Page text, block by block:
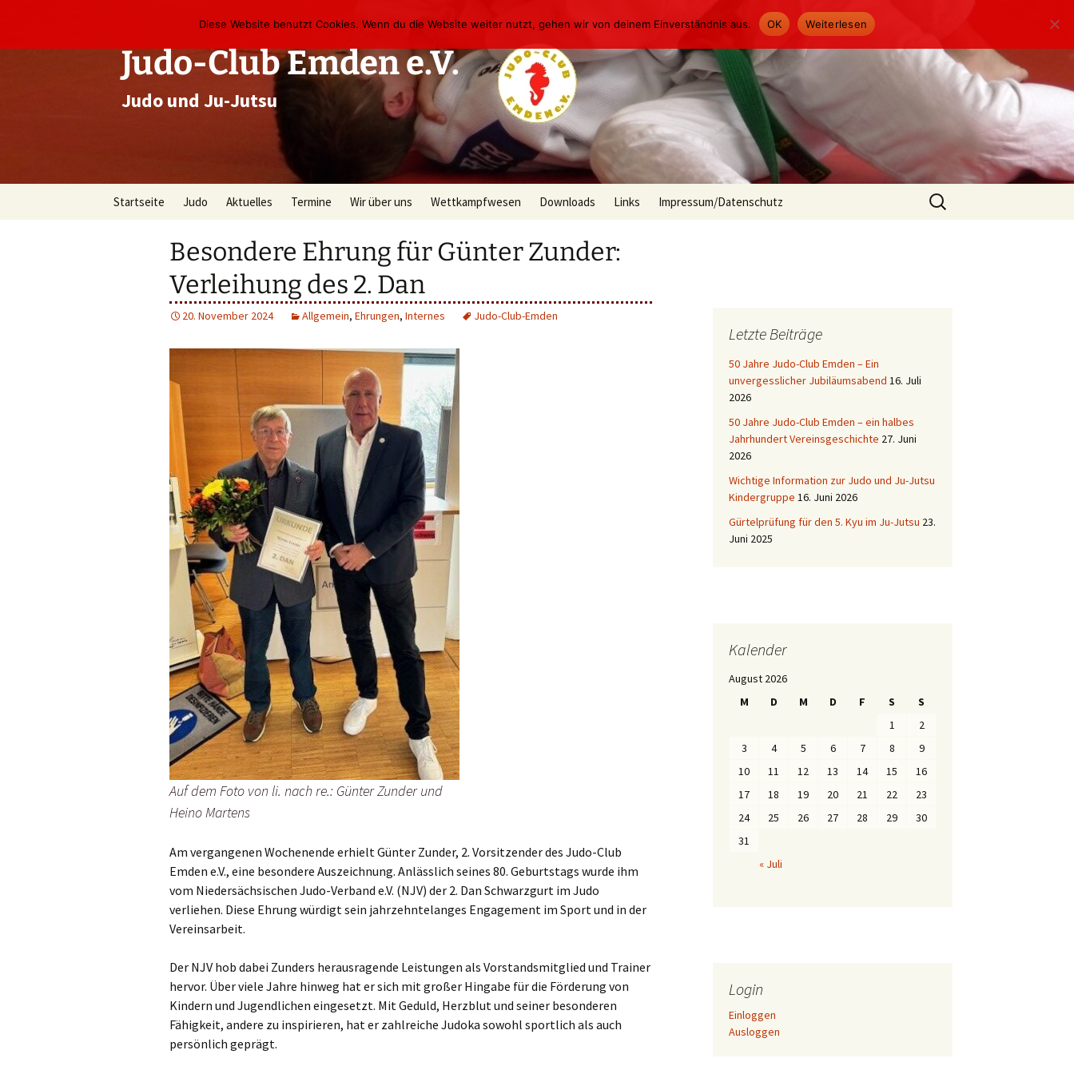
springen
Judo-Club Emden e.V.
Judo und Ju-Jutsu
Startseite Judo
Das Judo-System
Der Judopass
Das Graduierungssystem
Aktuelles
Wettkämpfe
Training
Lehrgänge
Internes
Gürtelprüfungen
Termine
Trainingszeiten
Veranstaltungskalender
Wir über uns
Der Vorstand
Personen/Trainer
Vereinsgeschichte
Unser Dojo
Unser Logo
Trainingszeiten
Mitgliedsbeiträge/Eintrittsformulare
Der Judopass
Anreise
Sponsoren
Wettkampfwesen
Wettkampfförderung
Downloads Links Impressum/Datenschutz
Suchen
nach:
Besondere Ehrung für Günter Zunder:
Verleihung des 2. Dan
20. November 2024 Allgemein, Ehrungen, Internes Judo-Club-Emden
Auf dem Foto von li. nach re.: Günter Zunder und
Heino Martens
Am vergangenen Wochenende erhielt Günter Zunder, 2. Vorsitzender des Judo-Club
Emden e.V., eine besondere Auszeichnung. Anlässlich seines 80. Geburtstags wurde ihm
vom Niedersächsischen Judo-Verband e.V. (NJV) der 2. Dan Schwarzgurt im Judo
verliehen. Diese Ehrung würdigt sein jahrzehntelanges Engagement im Sport und in der
Vereinsarbeit.
Der NJV hob dabei Zunders herausragende Leistungen als Vorstandsmitglied und Trainer
hervor. Über viele Jahre hinweg hat er sich mit großer Hingabe für die Förderung von
Kindern und Jugendlichen eingesetzt. Mit Geduld, Herzblut und seiner besonderen
Fähigkeit, andere zu inspirieren, hat er zahlreiche Judoka sowohl sportlich als auch
persönlich geprägt.
Letzte Beiträge
50 Jahre Judo-Club Emden – Ein
unvergesslicher Jubiläumsabend 16. Juli
2026
50 Jahre Judo-Club Emden – ein halbes
Jahrhundert Vereinsgeschichte 27. Juni
2026
Wichtige Information zur Judo und Ju-Jutsu
Kindergruppe 16. Juni 2026
Gürtelprüfung für den 5. Kyu im Ju-Jutsu 23.
Juni 2025
Kalender
August 2026
M
D M D F S
S
1
2
3
4 5 6 7 8
9
10
11 12 13 14 15
16
17
18 19 20 21 22
23
24
25 26 27 28 29
30
31
« Juli
Login
Einloggen
Ausloggen
Diese Website benutzt Cookies. Wenn du die Website weiter nutzt, gehen wir von deinem Einverständnis aus. OK Weiterlesen